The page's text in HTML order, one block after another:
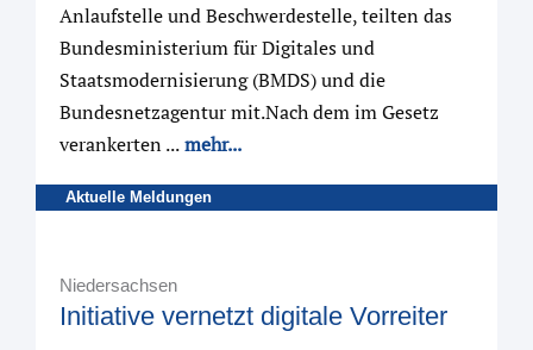
Anlaufstelle und Beschwerdestelle, teilten das
Bundesministerium für Digitales und
Staatsmodernisierung (BMDS) und die
Bundesnetzagentur mit.Nach dem im Gesetz
verankerten ...mehr...
Aktuelle Meldungen
Niedersachsen
Initiative vernetzt digitale Vorreiter